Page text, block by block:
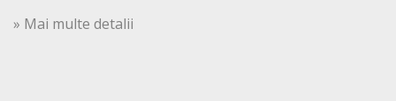
» Mai multe detalii